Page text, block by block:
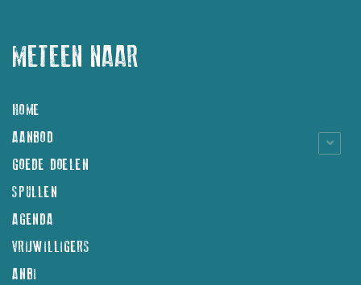
METEEN NAAR
HOME
AANBOD
GOEDE DOELEN
SPULLEN
AGENDA
VRIJWILLIGERS
ANBI